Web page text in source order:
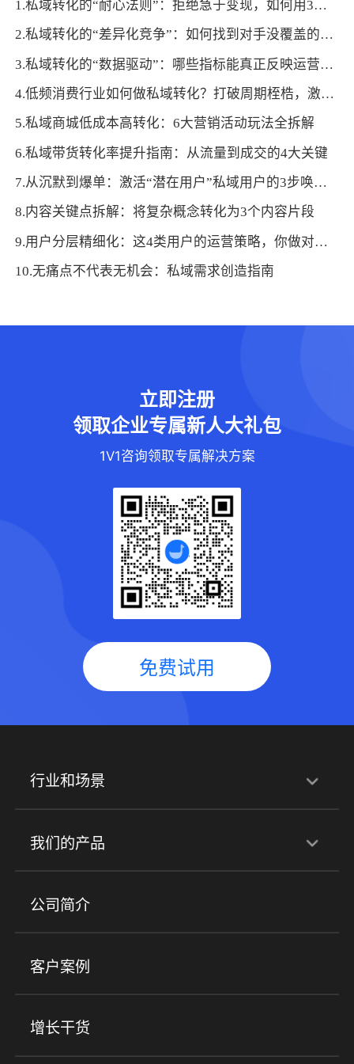
1.私域转化的“耐心法则”：拒绝急于变现，如何用3个月培育高价值用户
2.私域转化的“差异化竞争”：如何找到对手没覆盖的用户需求点
3.私域转化的“数据驱动”：哪些指标能真正反映运营效果？
4.低频消费行业如何做私域转化？打破周期桎梏，激活长期价值
5.私域商城低成本高转化：6大营销活动玩法全拆解
6.私域带货转化率提升指南：从流量到成交的4大关键
7.从沉默到爆单：激活“潜在用户”私域用户的3步唤醒术
8.内容关键点拆解：将复杂概念转化为3个内容片段
9.用户分层精细化：这4类用户的运营策略，你做对了吗？
10.无痛点不代表无机会：私域需求创造指南
立即注册
领取企业专属新人大礼包
1V1咨询领取专属解决方案
免费试用
行业和场景
行业解决方案
培训机构 职业技能培训 兴趣培训
金融行业
心理机构
我们的产品
产品
小程序商城 ERP 企微SCRM
社群圈子
公司简介
客户案例
增长干货